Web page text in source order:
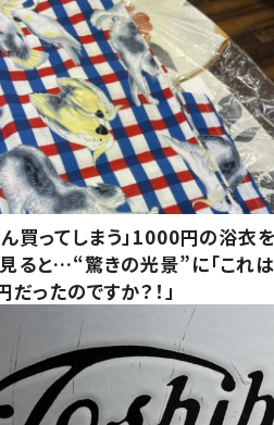
ん買ってしまう」1000円の浴衣
見ると…“驚きの光景”に「これ
だったのですか？！」